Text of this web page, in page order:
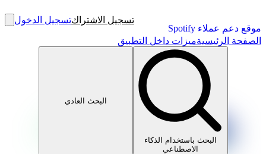
موقع دعم عملاء Spotify
تسجيل الاشتراكتسجيل الدخول
الصفحة الرئيسيةميزات داخل التطبيق
البحث باستخدام الذكاء
الاصطناعي
البحث العادي